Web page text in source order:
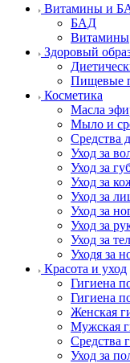
Витамины и
БАД
Витамины
Здоровый
Пищевые
Косметика
Масла
Мыло и
Средства
Уход за
Уход за
Уход за
Уход за
Уход за
Уход за
Уход за
Уходя за
Красота и уход
Гигиена
Гигиена
Женская
Мужская
Средства
Уход за